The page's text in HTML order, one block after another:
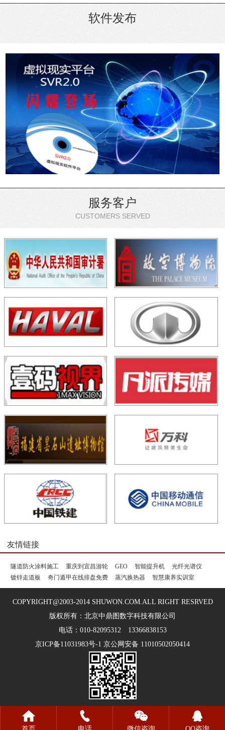
软件发布
服务客户
CUSTOMERS SERVED
友情链接
隧道防火涂料施工 重庆到宜昌游轮 GEO 智能提升机
光纤光谱仪
镀锌走道板
奇门遁甲在线排盘免费 蒸汽换热器 智慧康养实训室
COPYRIGHT@2003-2014 SHUWON.COM.ALL RIGHT RESRVED
版权所有：北京中鼎图数字科技有限公司
电话：010-82095312 13366838153
京ICP备11031983号-1 京公网安备 11010502050414